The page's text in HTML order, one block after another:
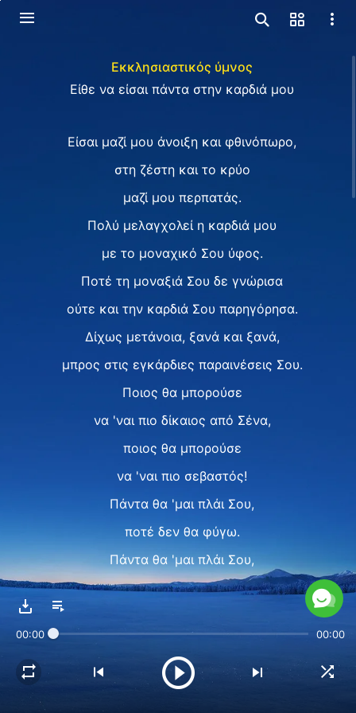
Εκκλησιαστικός ύμνος
Είθε να είσαι πάντα στην καρδιά μου
Είσαι μαζί μου άνοιξη και φθινόπωρο,
στη ζέστη και το κρύο
μαζί μου περπατάς.
Πολύ μελαγχολεί η καρδιά μου
με το μοναχικό Σου ύφος.
Ποτέ τη μοναξιά Σου δε γνώρισα
ούτε και την καρδιά Σου παρηγόρησα.
Δίχως μετάνοια, ξανά και ξανά,
μπρος στις εγκάρδιες παραινέσεις Σου.
Ποιος θα μπορούσε
να 'ναι πιο δίκαιος από Σένα,
ποιος θα μπορούσε
να 'ναι πιο σεβαστός!
Πάντα θα 'μαι πλάι Σου,
ποτέ δεν θα φύγω.
Πάντα θα 'μαι πλάι Σου,
ποτέ δεν θα φύγω.
Είθε να είσαι πάντα στην καρδιά μου.
00:00 00:00